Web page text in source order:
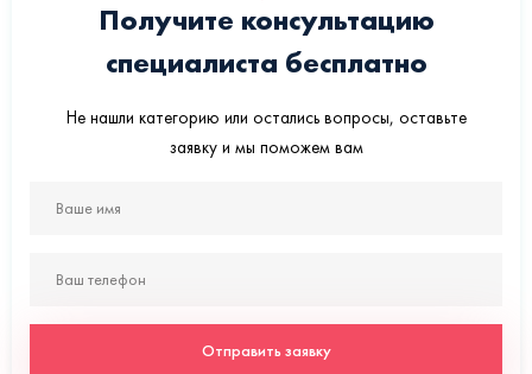
Получите консультацию
специалиста бесплатно
Не нашли категорию или остались вопросы, оставьте
заявку и мы поможем вам
Отправить заявку